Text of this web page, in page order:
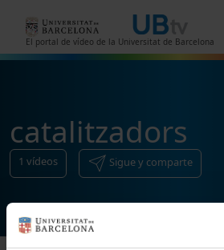
El portal de vídeo de la Universitat de Barcelona
catalitzadors
1 vídeos Sigue y comparte